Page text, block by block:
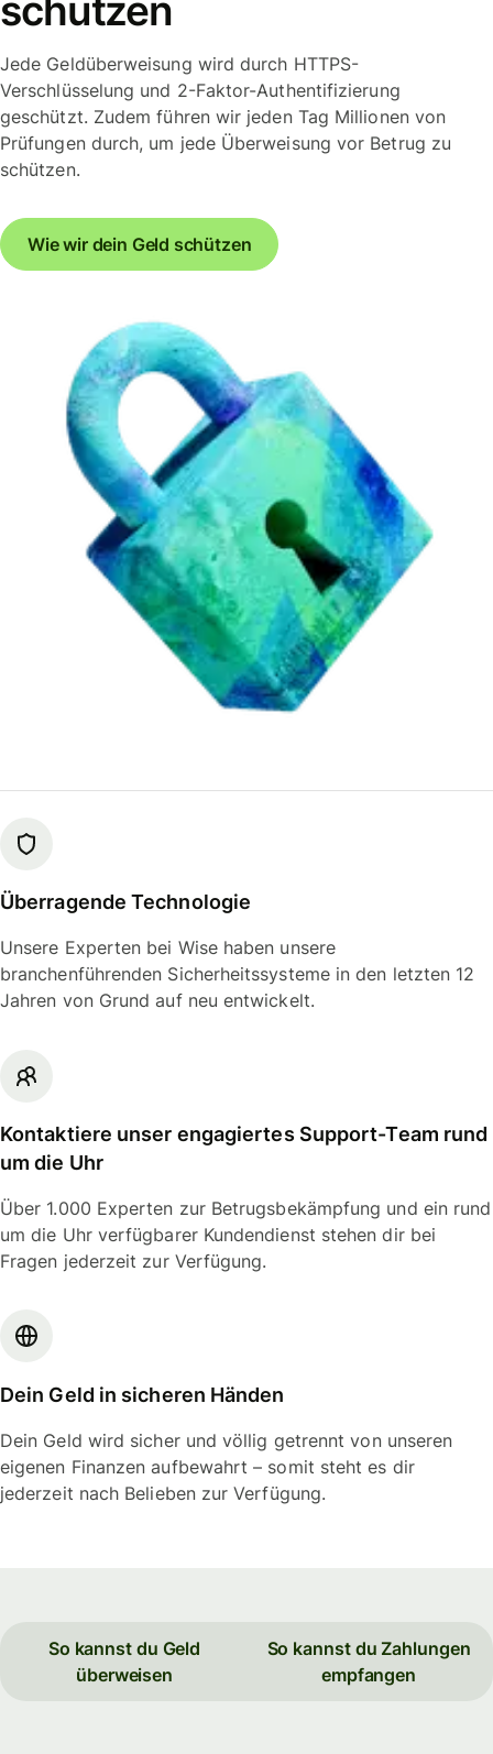
schützen
Jede Geldüberweisung wird durch HTTPS-
Verschlüsselung und 2-Faktor-Authentifizierung
geschützt. Zudem führen wir jeden Tag Millionen von
Prüfungen durch, um jede Überweisung vor Betrug zu
schützen.
Wie wir dein Geld schützen
Überragende Technologie
Unsere Experten bei Wise haben unsere
branchenführenden Sicherheitssysteme in den letzten 12
Jahren von Grund auf neu entwickelt.
Kontaktiere unser engagiertes Support-Team rund
um die Uhr
Über 1.000 Experten zur Betrugsbekämpfung und ein rund
um die Uhr verfügbarer Kundendienst stehen dir bei
Fragen jederzeit zur Verfügung.
Dein Geld in sicheren Händen
Dein Geld wird sicher und völlig getrennt von unseren
eigenen Finanzen aufbewahrt – somit steht es dir
jederzeit nach Belieben zur Verfügung.
So kannst du Geld
überweisen
So kannst du Zahlungen
empfangen